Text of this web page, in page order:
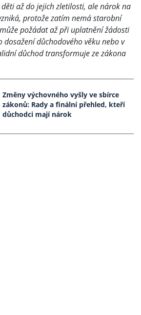
až do jejich zletilosti, ale nárok na
protože zatím nemá starobní
požádat až při uplatnění žádosti
důchodového věku nebo v
důchod transformuje ze zákona
Změny výchovného vyšly ve sbírce
zákonů: Rady a finální přehled, kteří
důchodci mají nárok